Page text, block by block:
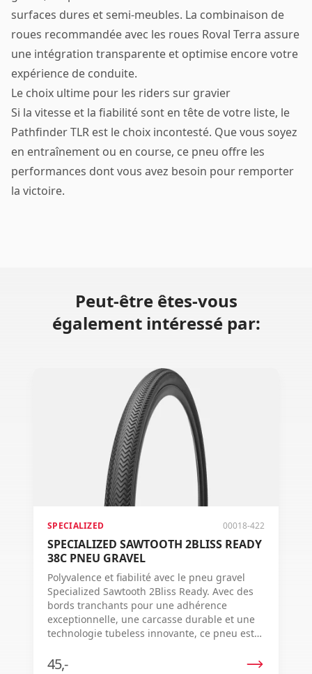
surfaces dures et semi-meubles. La combinaison de
roues recommandée avec les roues Roval Terra assure
une intégration transparente et optimise encore votre
expérience de conduite.
Le choix ultime pour les riders sur gravier
Si la vitesse et la fiabilité sont en tête de votre liste, le
Pathfinder TLR est le choix incontesté. Que vous soyez
en entraînement ou en course, ce pneu offre les
performances dont vous avez besoin pour remporter
la victoire.
Peut-être êtes-vous
également intéressé par:
SPECIALIZED 00018-422
SPECIALIZED SAWTOOTH 2BLISS READY
38C PNEU GRAVEL
Polyvalence et fiabilité avec le pneu gravel
Specialized Sawtooth 2Bliss Ready. Avec des
bords tranchants pour une adhérence
exceptionnelle, une carcasse durable et une
technologie tubeless innovante, ce pneu est
45,-